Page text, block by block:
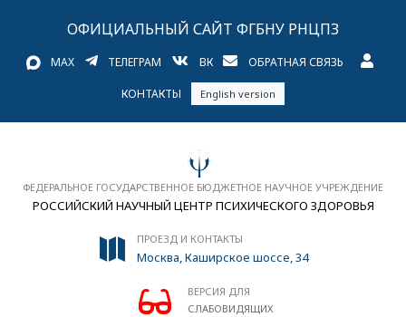
ОФИЦИАЛЬНЫЙ САЙТ ФГБНУ РНЦПЗ
MAX ТЕЛЕГРАМ ВК ОБРАТНАЯ СВЯЗЬ
КОНТАКТЫ English version
ФЕДЕРАЛЬНОЕ ГОСУДАРСТВЕННОЕ БЮДЖЕТНОЕ НАУЧНОЕ УЧРЕЖДЕНИЕ
РОССИЙСКИЙ НАУЧНЫЙ ЦЕНТР ПСИХИЧЕСКОГО ЗДОРОВЬЯ
ПРОЕЗД И КОНТАКТЫ
Москва, Каширское шоссе, 34
ВЕРСИЯ ДЛЯ
СЛАБОВИДЯЩИХ